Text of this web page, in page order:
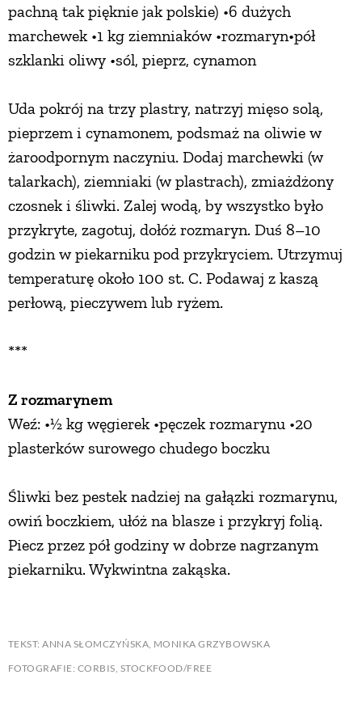
pachną tak pięknie jak polskie) •6 dużych
marchewek •1 kg ziemniaków •rozmaryn•pół
szklanki oliwy •sól, pieprz, cynamon
Uda pokrój na trzy plastry, natrzyj mięso solą,
pieprzem i cynamonem, podsmaż na oliwie w
żaroodpornym naczyniu. Dodaj marchewki (w
talarkach), ziemniaki (w plastrach), zmiażdżony
czosnek i śliwki. Zalej wodą, by wszystko było
przykryte, zagotuj, dołóż rozmaryn. Duś 8–10
godzin w piekarniku pod przykryciem. Utrzymuj
temperaturę około 100 st. C. Podawaj z kaszą
perłową, pieczywem lub ryżem.
***
Z rozmarynem
Weź: •½ kg węgierek •pęczek rozmarynu •20
plasterków surowego chudego boczku
Śliwki bez pestek nadziej na gałązki rozmarynu,
owiń boczkiem, ułóż na blasze i przykryj folią.
Piecz przez pół godziny w dobrze nagrzanym
piekarniku. Wykwintna zakąska.
TEKST: ANNA SŁOMCZYŃSKA, MONIKA GRZYBOWSKA
FOTOGRAFIE: CORBIS, STOCKFOOD/FREE